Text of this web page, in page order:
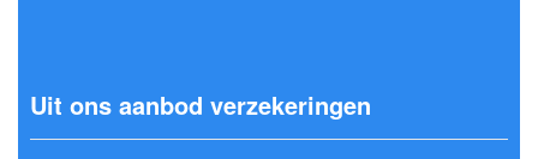
Uit ons aanbod verzekeringen